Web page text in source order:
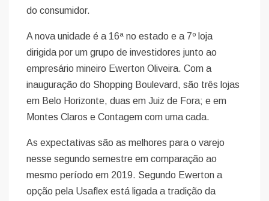
do consumidor.
A nova unidade é a 16ª no estado e a 7º loja
dirigida por um grupo de investidores junto ao
empresário mineiro Ewerton Oliveira. Com a
inauguração do Shopping Boulevard, são três lojas
em Belo Horizonte, duas em Juiz de Fora; e em
Montes Claros e Contagem com uma cada.
As expectativas são as melhores para o varejo
nesse segundo semestre em comparação ao
mesmo período em 2019. Segundo Ewerton a
opção pela Usaflex está ligada a tradição da